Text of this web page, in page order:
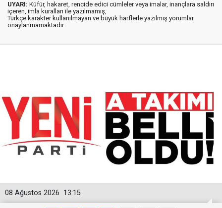
UYARI: Küfür, hakaret, rencide edici cümleler veya imalar, inançlara saldırı
içeren, imla kuralları ile yazılmamış,
Türkçe karakter kullanılmayan ve büyük harflerle yazılmış yorumlar
onaylanmamaktadır.
13:15
08 Ağustos 2026